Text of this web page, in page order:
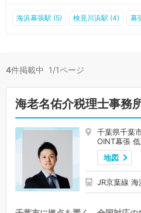
海浜幕張駅 (5) 検見川浜駅 (4) 幕
4件掲載中 1/1ページ
海老名佑介税理士事務
千葉県千葉
OINT幕張
地図
JR京葉線 海